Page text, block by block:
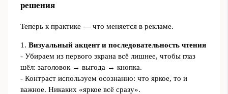
решения
Теперь к практике — что меняется в рекламе.
1. Визуальный акцент и последовательность чтения
- Убираем из первого экрана всё лишнее, чтобы глаз
шёл: заголовок → выгода → кнопка.
- Контраст используем осознанно: что яркое, то и
важное. Никаких «яркое всё сразу».